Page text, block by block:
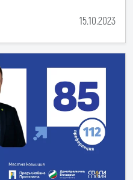
15.10.2023